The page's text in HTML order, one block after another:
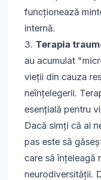
funcționează
internă.
3. Terapia
au acumulat
vieții din cauza
neînțelegerii.
esențială pentru
Dacă simți că ai
pas este să
care să înțeleagă
neurodiversității.